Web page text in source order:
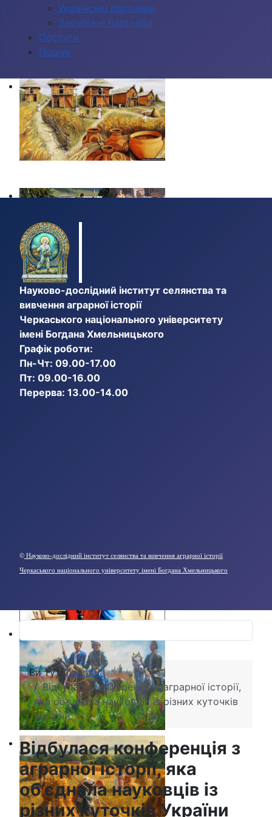
Українські партнери
Зарубіжні партнери
Послуги
Пошук
Ви тут:Головна
Відбулася конференція з аграрної історії,
яка об’єднала науковців із різних куточків
України
Відбулася конференція з
аграрної історії, яка
об’єднала науковців із
різних куточків України
Науково-дослідний інститут селянства та
вивчення аграрної історії
Черкаського національного університету
імені Богдана Хмельницького
Графік роботи:
Пн-Чт: 09.00-17.00
Пт: 09.00-16.00
Перерва: 13.00-14.00
© Науково-дослідний інститут селянства та вивчення аграрної історії
Черкаського національного університету імені Богдана Хмельницького